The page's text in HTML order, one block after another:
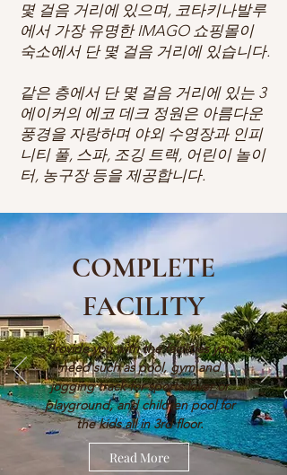
몇 걸음 거리에 있으며, 코타키나발루
에서 가장 유명한 IMAGO 쇼핑몰이
숙소에서 단 몇 걸음 거리에 있습니다.
같은 층에서 단 몇 걸음 거리에 있는 3
에이커의 에코 데크 정원은 아름다운
풍경을 자랑하며 야외 수영장과 인피
니티 풀, 스파, 조깅 트랙, 어린이 놀이
터, 농구장 등을 제공합니다.
COMPLETE
FACILITY
Provide you with the facilities you
need such as pool, gym and
jogging track for sports lover or
playground, and children pool for
the kids all in 3rd floor.
Read More